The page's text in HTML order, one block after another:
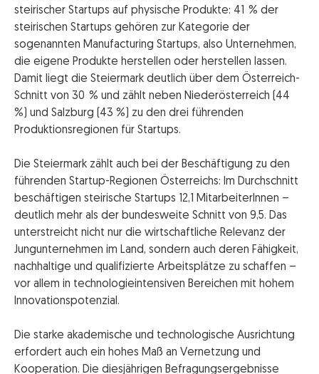
steirischer Startups auf physische Produkte: 41 % der
steirischen Startups gehören zur Kategorie der
sogenannten Manufacturing Startups, also Unternehmen,
die eigene Produkte herstellen oder herstellen lassen.
Damit liegt die Steiermark deutlich über dem Österreich-
Schnitt von 30 % und zählt neben Niederösterreich (44
%) und Salzburg (43 %) zu den drei führenden
Produktionsregionen für Startups.
Die Steiermark zählt auch bei der Beschäftigung zu den
führenden Startup-Regionen Österreichs: Im Durchschnitt
beschäftigen steirische Startups 12,1 MitarbeiterInnen –
deutlich mehr als der bundesweite Schnitt von 9,5. Das
unterstreicht nicht nur die wirtschaftliche Relevanz der
Jungunternehmen im Land, sondern auch deren Fähigkeit,
nachhaltige und qualifizierte Arbeitsplätze zu schaffen –
vor allem in technologieintensiven Bereichen mit hohem
Innovationspotenzial.
Die starke akademische und technologische Ausrichtung
erfordert auch ein hohes Maß an Vernetzung und
Kooperation. Die diesjährigen Befragungsergebnisse